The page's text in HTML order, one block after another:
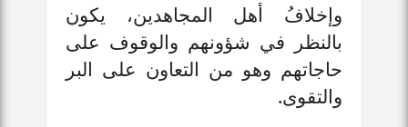
وإخلافُ أهل المجاهدين، يكون
بالنظر في شؤونهم والوقوف على
حاجاتهم وهو من التعاون على البر
والتقوى.